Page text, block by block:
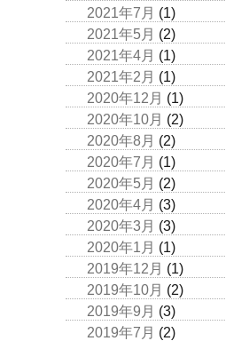
2021年7月 (1)
2021年5月 (2)
2021年4月 (1)
2021年2月 (1)
2020年12月 (1)
2020年10月 (2)
2020年8月 (2)
2020年7月 (1)
2020年5月 (2)
2020年4月 (3)
2020年3月 (3)
2020年1月 (1)
2019年12月 (1)
2019年10月 (2)
2019年9月 (3)
2019年7月 (2)